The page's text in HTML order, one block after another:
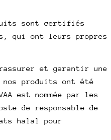
sont certifiés
qui ont leurs propres
et garantir une
nos produits ont été
est nommée par les
de responsable de
halal pour